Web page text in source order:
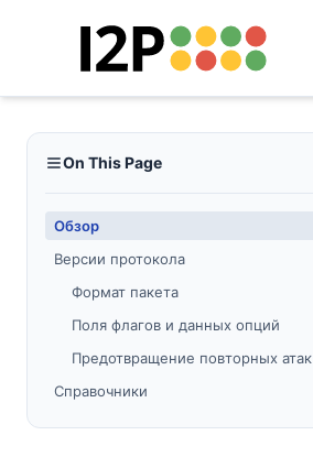
On This Page
Обзор
Версии протокола
Формат пакета
Поля флагов и данных опций
Предотвращение повторных атак
Справочники